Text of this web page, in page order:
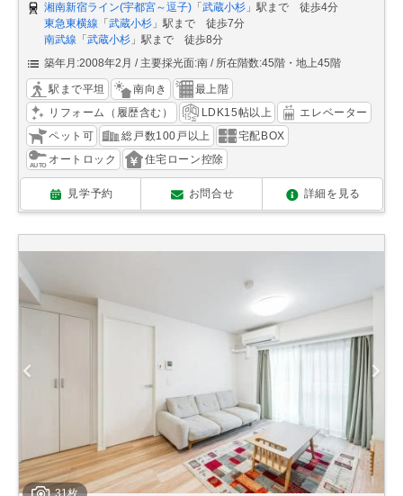
湘南新宿ライン(宇都宮～逗子) 「 武蔵小杉 」駅まで 徒歩4分
東急東横線 「 武蔵小杉 」駅まで 徒歩7分
南武線 「 武蔵小杉 」駅まで 徒歩8分
築年月:2008年2月
主要採光面:南 所在階数:45階・地上45階
駅まで平坦 南向き
最上階
リフォーム（履歴含む）
LDK15帖以上
エレベーター
ペット可
総戸数100戸以上
宅配BOX
オートロック
住宅ローン控除
見学予約 お問合せ 詳細を見る
31枚